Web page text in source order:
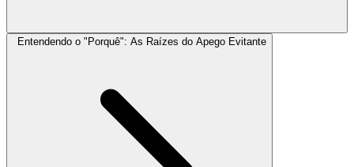
Entendendo o "Porquê": As Raízes do Apego Evitante